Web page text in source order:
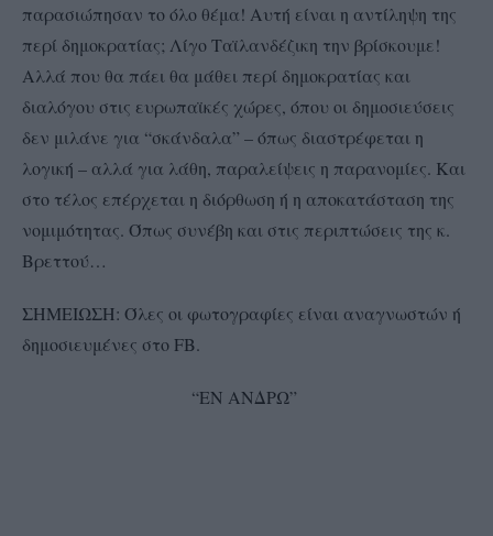
παρασιώπησαν το όλο θέμα! Αυτή είναι η αντίληψη της
περί δημοκρατίας; Λίγο Ταϊλανδέζικη την βρίσκουμε!
Αλλά που θα πάει θα μάθει περί δημοκρατίας και
διαλόγου στις ευρωπαϊκές χώρες, όπου οι δημοσιεύσεις
δεν μιλάνε για “σκάνδαλα” – όπως διαστρέφεται η
λογική – αλλά για λάθη, παραλείψεις η παρανομίες. Και
στο τέλος επέρχεται η διόρθωση ή η αποκατάσταση της
νομιμότητας. Όπως συνέβη και στις περιπτώσεις της κ.
Βρεττού…
ΣΗΜΕΙΩΣΗ: Όλες οι φωτογραφίες είναι αναγνωστών ή
δημοσιευμένες στο FB.
“ΕΝ ΑΝΔΡΩ”